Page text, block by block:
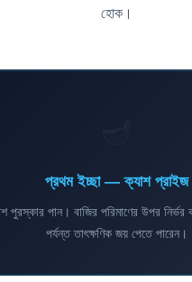
হোক।
প্রথম ইচ্ছা — ক্যাশ প্রাইজ
পুরস্কার পান। বাজির পরিমাণের উপর
পর্যন্ত তাৎক্ষণিক জয় পেতে পারেন।